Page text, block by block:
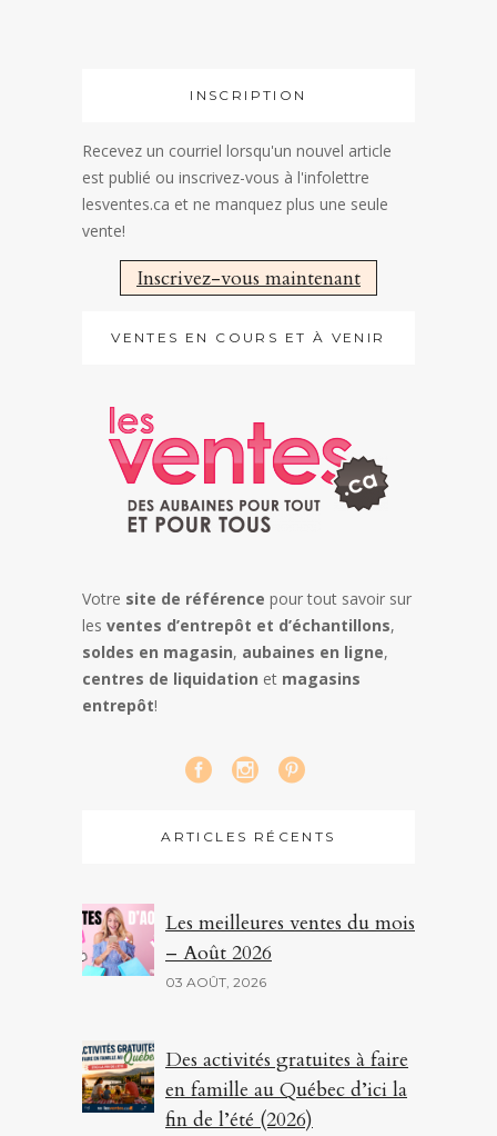
INSCRIPTION
Recevez un courriel lorsqu'un nouvel article
est publié ou inscrivez-vous à l'infolettre
lesventes.ca et ne manquez plus une seule
vente!
Inscrivez-vous maintenant
VENTES EN COURS ET À VENIR
Votre site de référence pour tout savoir sur
les ventes d’entrepôt et d’échantillons,
soldes en magasin, aubaines en ligne,
centres de liquidation et magasins
entrepôt!
ARTICLES RÉCENTS
Les meilleures ventes du mois
– Août 2026
03 AOÛT, 2026
Des activités gratuites à faire
en famille au Québec d’ici la
fin de l’été (2026)